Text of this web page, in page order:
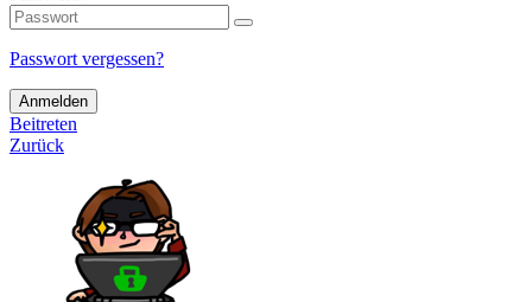
Passwort vergessen?
Anmelden
Beitreten
Zurück